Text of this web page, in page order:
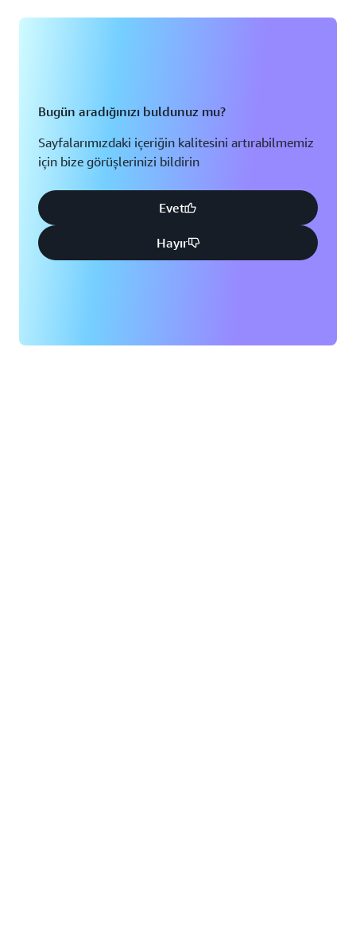
Bugün aradığınızı buldunuz mu?
Sayfalarımızdaki içeriğin kalitesini artırabilmemiz
için bize görüşlerinizi bildirin
Evet
Hayır